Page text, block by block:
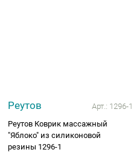
Реутов Арт.: 1296-1
Реутов Коврик массажный
"Яблоко" из силиконовой
резины 1296-1